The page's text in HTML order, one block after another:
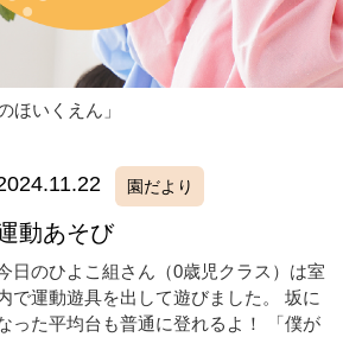
ほいくえん」
園だより
動あそび
日のひよこ組さん（0歳児クラス）は室
で運動遊具を出して遊びました。 坂に
った平均台も普通に登れるよ！ 「僕が